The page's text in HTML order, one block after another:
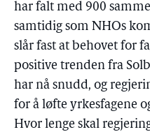
har falt med 900
samtidig som NHOs
slår fast at behovet for
positive trenden fra
har nå snudd, og
for å løfte yrkesfagene
Hvor lenge skal